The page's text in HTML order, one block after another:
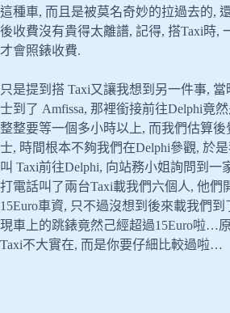
這種車, 而且是被莫名奇妙的拉過去的,
後收費沒有貴得太離譜, 記得, 搭Taxi時,
才會照錶收費.
只是提到搭 Taxi又讓我想到另一件事, 當
士到了 Amfissa, 那裡銜接前往Delphi竟
整整要等一個多小時以上, 而我們估算
士, 時間根本不夠我們在Delphi參觀, 於
叫 Taxi前往Delphi, 向站務小姐詢問到一
打電話叫了兩台Taxi載我們六個人, 他們
15Euro車資, 只不過沒想到後來載我們到
現車上的跳錶竟然己經超過15Euro啦…
Taxi不大實在, 而是你要仔細比較過啦…